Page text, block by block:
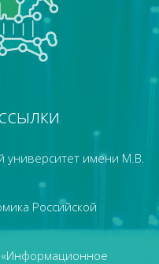
университет имени М.В.
Российской
«Информационное